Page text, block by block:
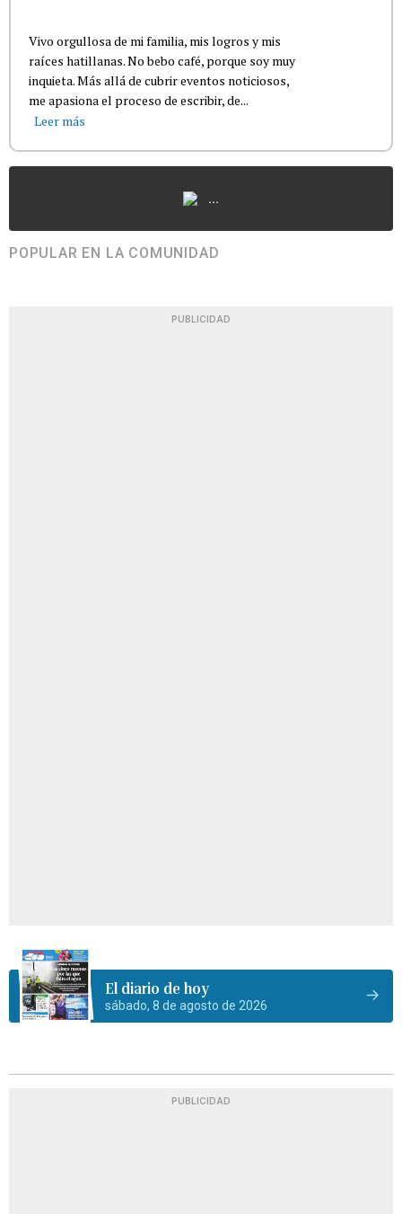
Vivo orgullosa de mi familia, mis logros y mis
raíces hatillanas. No bebo café, porque soy muy
inquieta. Más allá de cubrir eventos noticiosos,
me apasiona el proceso de escribir, de...
Leer más
...
POPULAR EN LA COMUNIDAD
PUBLICIDAD
El diario de hoy
sábado, 8 de agosto de 2026
PUBLICIDAD